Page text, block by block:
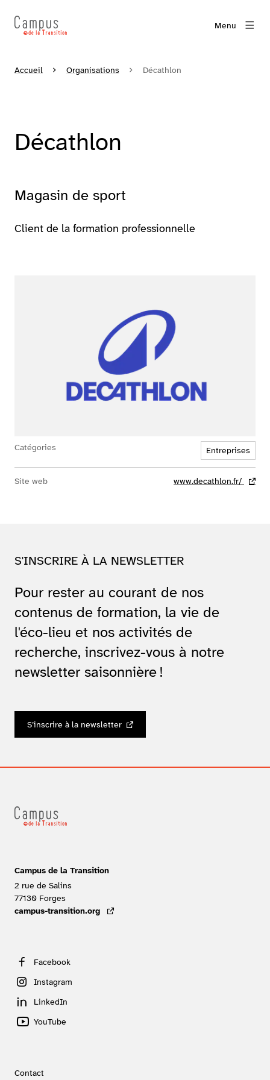
Menu
Accueil Organisations Décathlon
Décathlon
Magasin de sport
Client de la formation professionnelle
Catégories Entreprises
Site web www.decathlon.fr/ - lien
S'INSCRIRE À LA NEWSLETTER
Pour rester au courant de nos
contenus de formation, la vie de
l'éco-lieu et nos activités de
recherche, inscrivez-vous à notre
newsletter saisonnière !
S’inscrire à la newsletter
Campus de la Transition
2 rue de Salins
77130 Forges
campus-transition.org
- lien externe
Facebook
Instagram
LinkedIn
YouTube
Contact